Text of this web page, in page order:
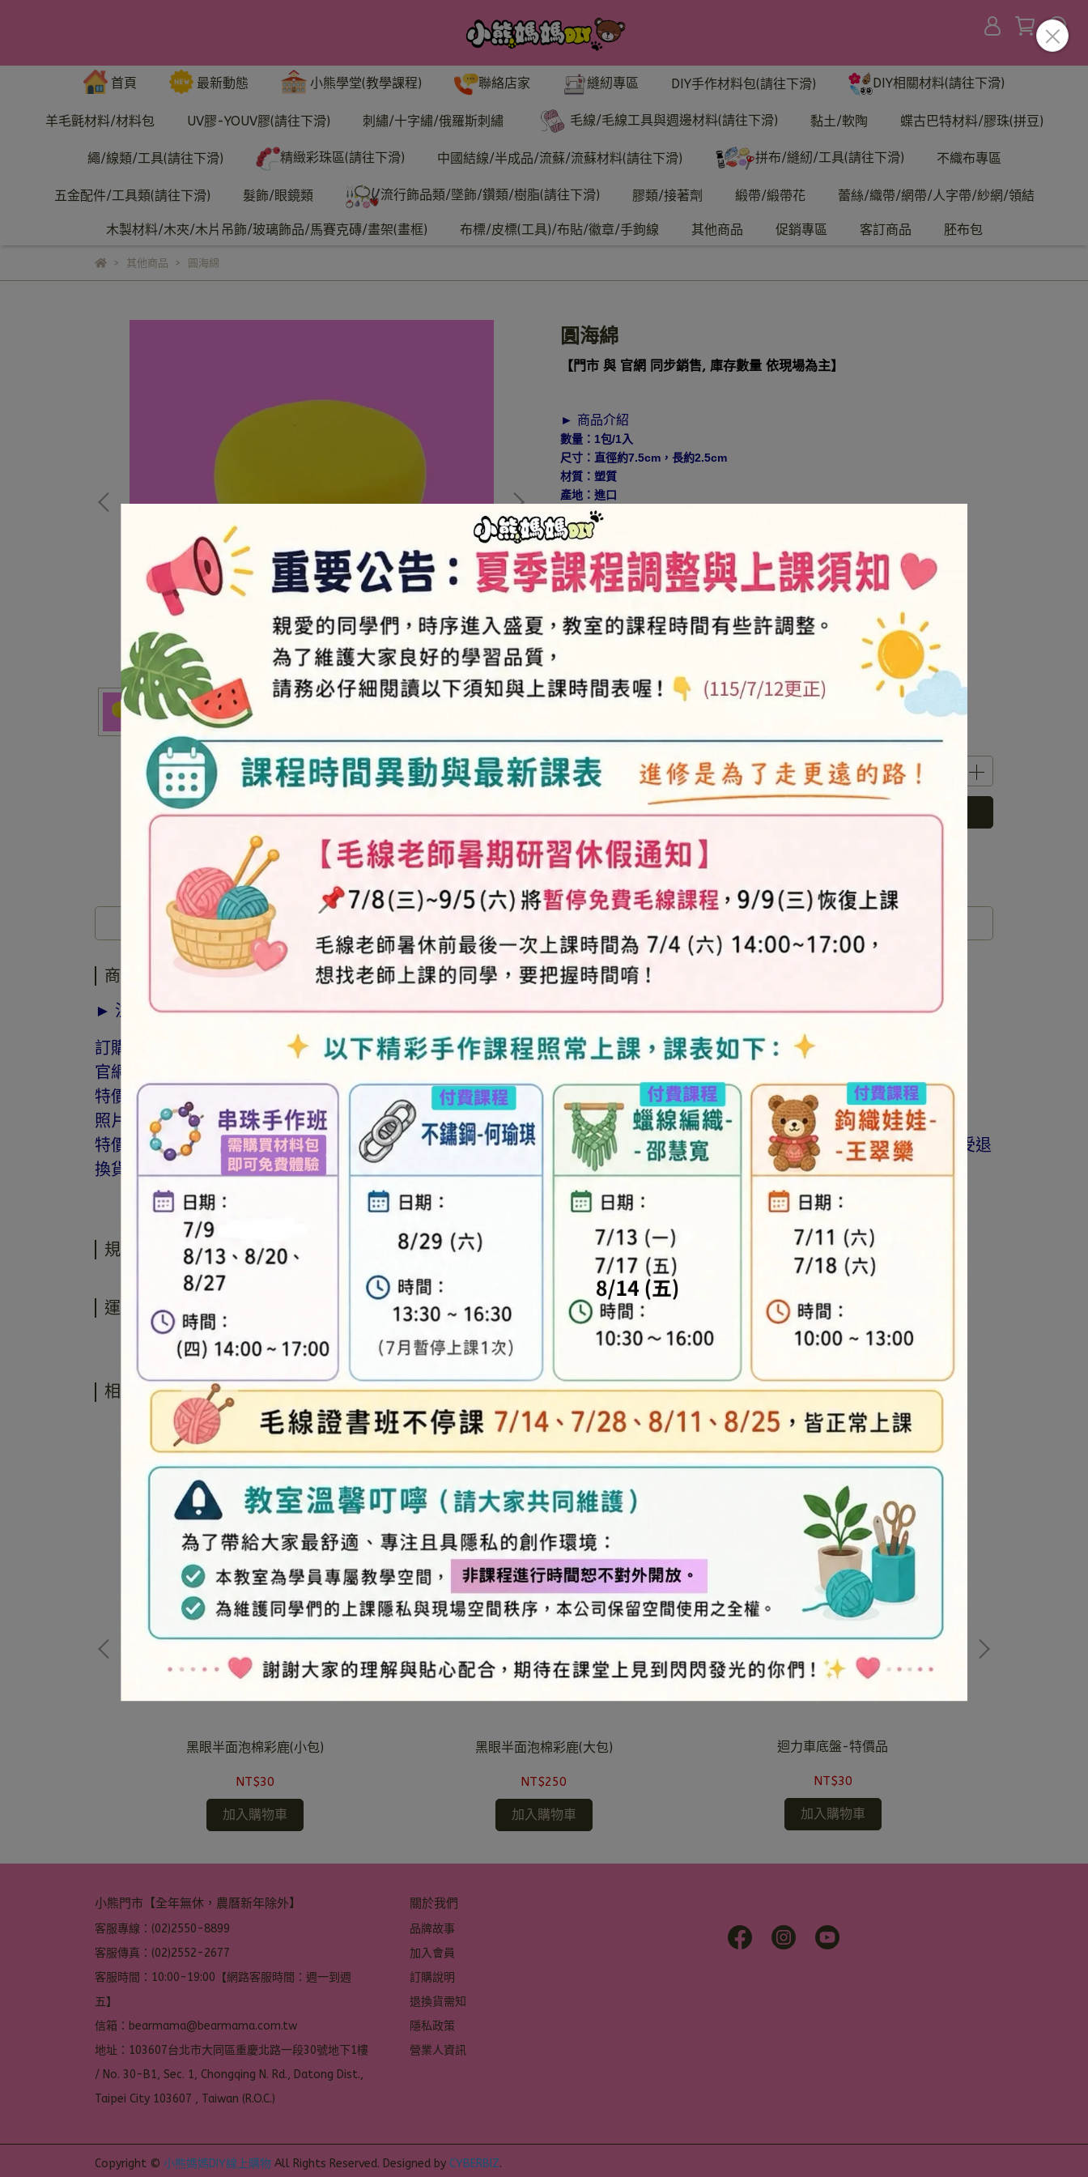
首頁 最新動態 小熊學堂(教學課程) 聯絡店家 縫紉專區 DIY手作材料包(請往下滑) DIY相關材料(請往下滑)
羊毛氈材料/材料包 UV膠-YOUV膠(請往下滑) 刺繡/十字繡/俄羅斯刺繡 毛線/毛線工具與週邊材料(請往下滑) 黏土/軟陶 蝶古巴特材料/膠珠(拼豆)
繩/線類/工具(請往下滑) 精緻彩珠區(請往下滑) 中國結線/半成品/流蘇/流蘇材料(請往下滑) 拼布/縫紉/工具(請往下滑) 不織布專區
五金配件/工具類(請往下滑) 髮飾/眼鏡類 流行飾品類/墜飾/鑽類/樹脂(請往下滑) 膠類/接著劑 緞帶/緞帶花 蕾絲/織帶/網帶/人字帶/紗網/領結
木製材料/木夾/木片吊飾/玻璃飾品/馬賽克磚/畫架(畫框) 布標/皮標(工具)/布貼/徽章/手鉤線 其他商品 促銷專區 客訂商品 胚布包
其他商品 圓海綿
圓海綿
【門市 與 官網 同步銷售, 庫存數量 依現場為主】
► 商品介紹
數量：1包/1入
尺寸：直徑約7.5cm，長約2.5cm
材質：塑質
產地：進口
使用方式：使用於馬賽克杯墊的海綿，也可以用於其他DIY品項上面喔！
貼心小提醒：如大量訂購，須先預購。
►NT$18 此為特價品，VIP/金卡會員不折扣
► 如何加入會員⇒https://pse.is/3njdxz
NT$18
商品編號: J-61
加入購物車 立即購買
加入最愛 此商品 「 最高 」可以折抵紅利
商品介紹
商品介紹
► 注意事項
訂購前請詳閱「線上訂購流程說明」及「退換貨需知」，謝謝。
官網與門市同步銷售，如遇缺貨會由專人與您聯繫。
特價商品，會員不再提供折扣優惠。
照片因拍攝光線與螢幕色差而有所差異，實際顏色與網路呈現略有不同，將以實際出貨商品為準。
特價品、客訂商品、毛線、緞帶、繩線、零碼商品、工具、消耗性商品(如膠類…等)，與著作權商品(如書籍…等)，恕不接受退
換貨。
規格說明
運送方式
相關商品
黑眼半面泡棉彩鹿(小包)
NT$30
加入購物車
黑眼半面泡棉彩鹿(大包)
NT$250
加入購物車
迴力車底盤-特價品
NT$30
加入購物車
小熊門市【全年無休，農曆新年除外】
客服專線：(02)2550-8899
客服傳真：(02)2552-2677
客服時間：10:00-19:00【網路客服時間：週一到週
五】
信箱：bearmama@bearmama.com.tw
地址：103607台北市大同區重慶北路一段30號地下1樓
/ No. 30-B1, Sec. 1, Chongqing N. Rd., Datong Dist.,
Taipei City 103607 , Taiwan (R.O.C.)
關於我們
品牌故事
加入會員
訂購說明
退換貨需知
隱私政策
營業人資訊
Copyright © 小熊媽媽DIY線上購物 All Rights Reserved. Designed by CYBERBIZ.